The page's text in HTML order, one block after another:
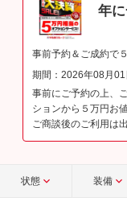
年
事前予約＆ご成約で
期間：2026年08月
事前にご予約の上、
ションから５万円お
ご商談後のご利用は
状態 装備